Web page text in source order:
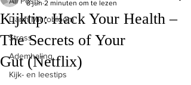
Darm Microbioom
Stress
Ademhaling
Kijk- en leestips
Kijktip: Hack Your Health –
The Secrets of Your
Gut (Netflix)
8 jun 2 minuten om te lezen